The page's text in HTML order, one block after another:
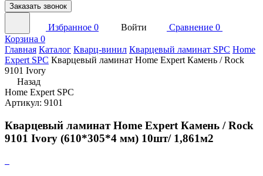
Заказать звонок
Избранное 0 Войти Сравнение 0
Корзина 0
Главная Каталог Кварц-винил Кварцевый ламинат SPC Home
Expert SPC Кварцевый ламинат Home Expert Камень / Rock
9101 Ivory
Назад
Home Expert SPC
Артикул: 9101
Кварцевый ламинат Home Expert Камень / Rock
9101 Ivory (610*305*4 мм) 10шт/ 1,861м2